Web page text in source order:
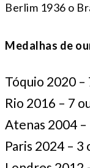
Berlim 1936 o
Medalhas de
Tóquio 2020 –
Rio 2016 – 7
Atenas 2004 –
Paris 2024 – 3